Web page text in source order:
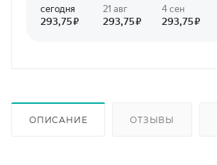
ОПИСАНИЕ ОТЗЫВЫ